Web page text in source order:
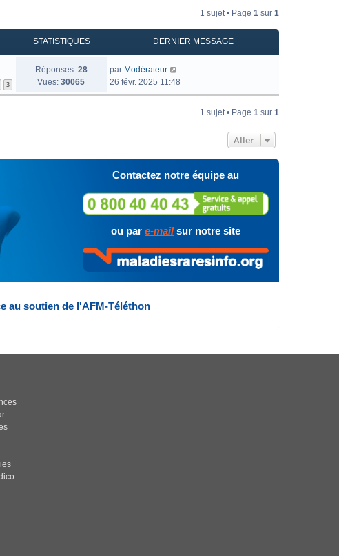
1 sujet • Page 1 sur 1
STATISTIQUES DERNIER MESSAGE
3
Réponses: 28
Vues: 30065
par Modérateur
26 févr. 2025 11:48
1 sujet • Page 1 sur 1
Aller
Contactez notre équipe au
ou par e-mailsur notre site
au soutien de l'AFM-Téléthon